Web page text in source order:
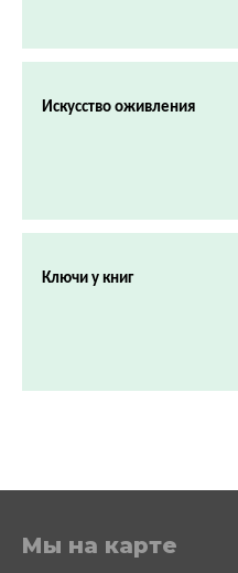
Искусство оживления
Ключи у книг
Мы на карте